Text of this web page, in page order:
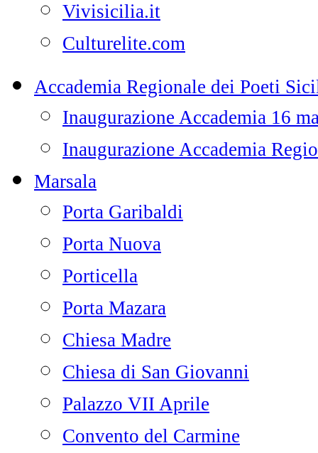
Vivisicilia.it
Culturelite.com
Accademia Regionale dei Poeti
Inaugurazione Accademia 16
Inaugurazione Accademia
Marsala
Porta Garibaldi
Porta Nuova
Porticella
Porta Mazara
Chiesa Madre
Chiesa di San Giovanni
Palazzo VII Aprile
Convento del Carmine